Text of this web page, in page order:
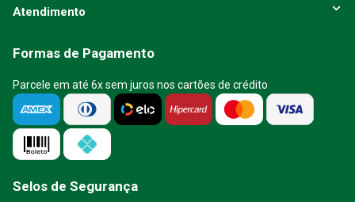
Atendimento
Formas de Pagamento
Parcele em até 6x sem juros nos cartões de crédito
Selos de Segurança